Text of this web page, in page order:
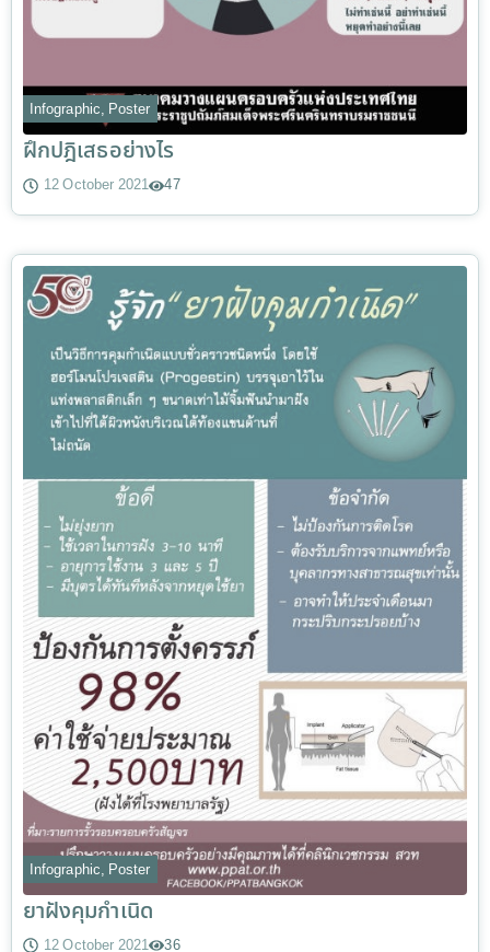
Infographic, Poster
ฝึกปฎิเสธอย่างไร
12 October 2021 47
Infographic, Poster
ยาฝังคุมกำเนิด
12 October 2021 36